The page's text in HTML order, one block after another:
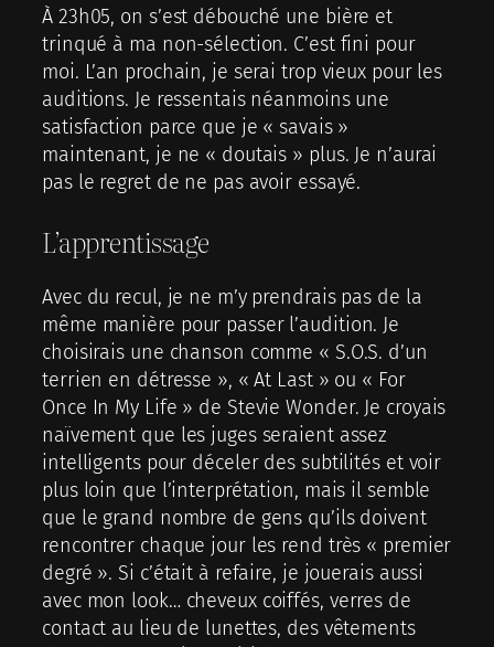
À 23h05, on s’est débouché une bière et
trinqué à ma non-sélection. C’est fini pour
moi. L’an prochain, je serai trop vieux pour les
auditions. Je ressentais néanmoins une
satisfaction parce que je « savais »
maintenant, je ne « doutais » plus. Je n’aurai
pas le regret de ne pas avoir essayé.
L’apprentissage
Avec du recul, je ne m’y prendrais pas de la
même manière pour passer l’audition. Je
choisirais une chanson comme « S.O.S. d’un
terrien en détresse », « At Last » ou « For
Once In My Life » de Stevie Wonder. Je croyais
naïvement que les juges seraient assez
intelligents pour déceler des subtilités et voir
plus loin que l’interprétation, mais il semble
que le grand nombre de gens qu’ils doivent
rencontrer chaque jour les rend très « premier
degré ». Si c’était à refaire, je jouerais aussi
avec mon look… cheveux coiffés, verres de
contact au lieu de lunettes, des vêtements